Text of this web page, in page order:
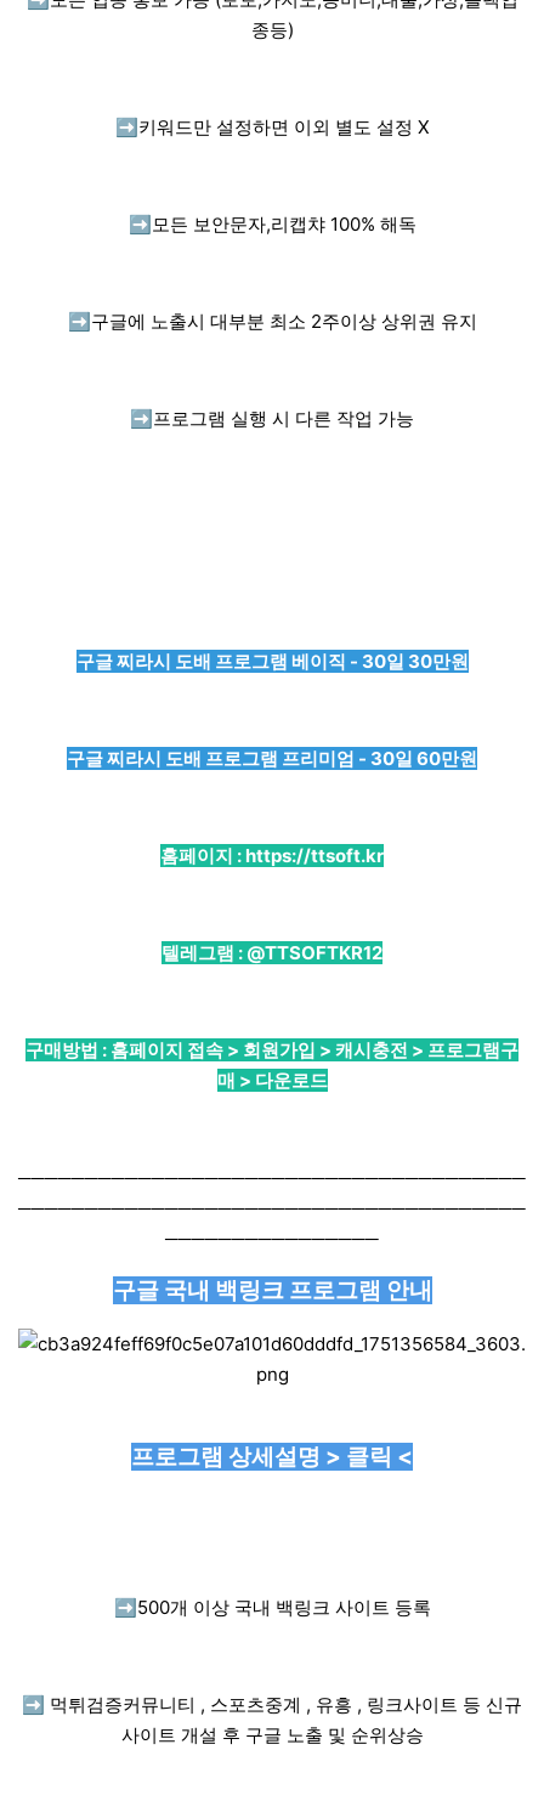
종등)
➡️ 키워드만 설정하면 이외 별도 설정 X
➡️ 모든 보안문자,리캡챠 100% 해독
➡️ 구글에 노출시 대부분 최소 2주이상 상위권 유지
➡️ 프로그램 실행 시 다른 작업 가능
구글 찌라시 도배 프로그램 베이직 - 30일 30만원
구글 찌라시 도배 프로그램 프리미엄 - 30일 60만원
홈페이지 :https://ttsoft.kr
텔레그램 : @TTSOFTKR12
구매방법 : 홈페이지 접속 > 회원가입 > 캐시충전 > 프로그램구
매 > 다운로드
──────────────────────────────────────
──────────────────────────────────────
────────────────
구글 국내 백링크 프로그램 안내
프로그램 상세설명 > 클릭 <
➡️ 500개 이상 국내 백링크 사이트 등록
➡️ 먹튀검증커뮤니티 , 스포츠중계 , 유흥 , 링크사이트 등 신규
사이트 개설 후 구글 노출 및 순위상승